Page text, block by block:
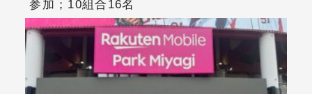
参加；10組合16名